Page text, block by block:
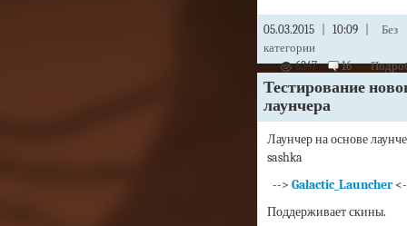
05.03.2015 10:09
Без
категории
6347
16
Тестирование
лаунчера
Лаунчер на основе
sashka
--> Galactic_Launcher
Поддерживает скины.